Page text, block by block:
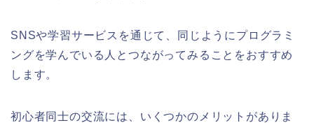
SNSや学習サービスを通じて、同じようにプログラミ
ングを学んでいる人とつながってみることをおすすめ
します。
初心者同士の交流には、いくつかのメリットがありま